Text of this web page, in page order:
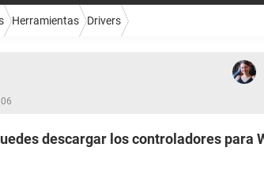
Herramientas Drivers
descargar los controladores para